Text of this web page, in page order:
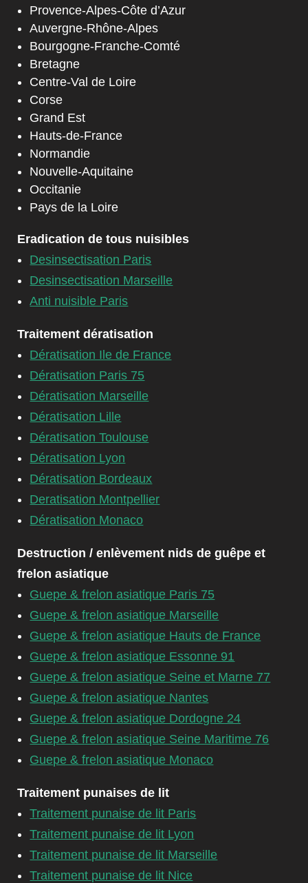
Provence-Alpes-Côte d’Azur
Auvergne-Rhône-Alpes
Bourgogne-Franche-Comté
Bretagne
Centre-Val de Loire
Corse
Grand Est
Hauts-de-France
Normandie
Nouvelle-Aquitaine
Occitanie
Pays de la Loire
Eradication de tous nuisibles
Desinsectisation Paris
Desinsectisation Marseille
Anti nuisible Paris
Traitement dératisation
Dératisation Ile de France
Dératisation Paris 75
Dératisation Marseille
Dératisation Lille
Dératisation Toulouse
Dératisation Lyon
Dératisation Bordeaux
Deratisation Montpellier
Dératisation Monaco
Destruction / enlèvement nids de guêpe et
frelon asiatique
Guepe & frelon asiatique Paris 75
Guepe & frelon asiatique Marseille
Guepe & frelon asiatique Hauts de France
Guepe & frelon asiatique Essonne 91
Guepe & frelon asiatique Seine et Marne 77
Guepe & frelon asiatique Nantes
Guepe & frelon asiatique Dordogne 24
Guepe & frelon asiatique Seine Maritime 76
Guepe & frelon asiatique Monaco
Traitement punaises de lit
Traitement punaise de lit Paris
Traitement punaise de lit Lyon
Traitement punaise de lit Marseille
Traitement punaise de lit Nice